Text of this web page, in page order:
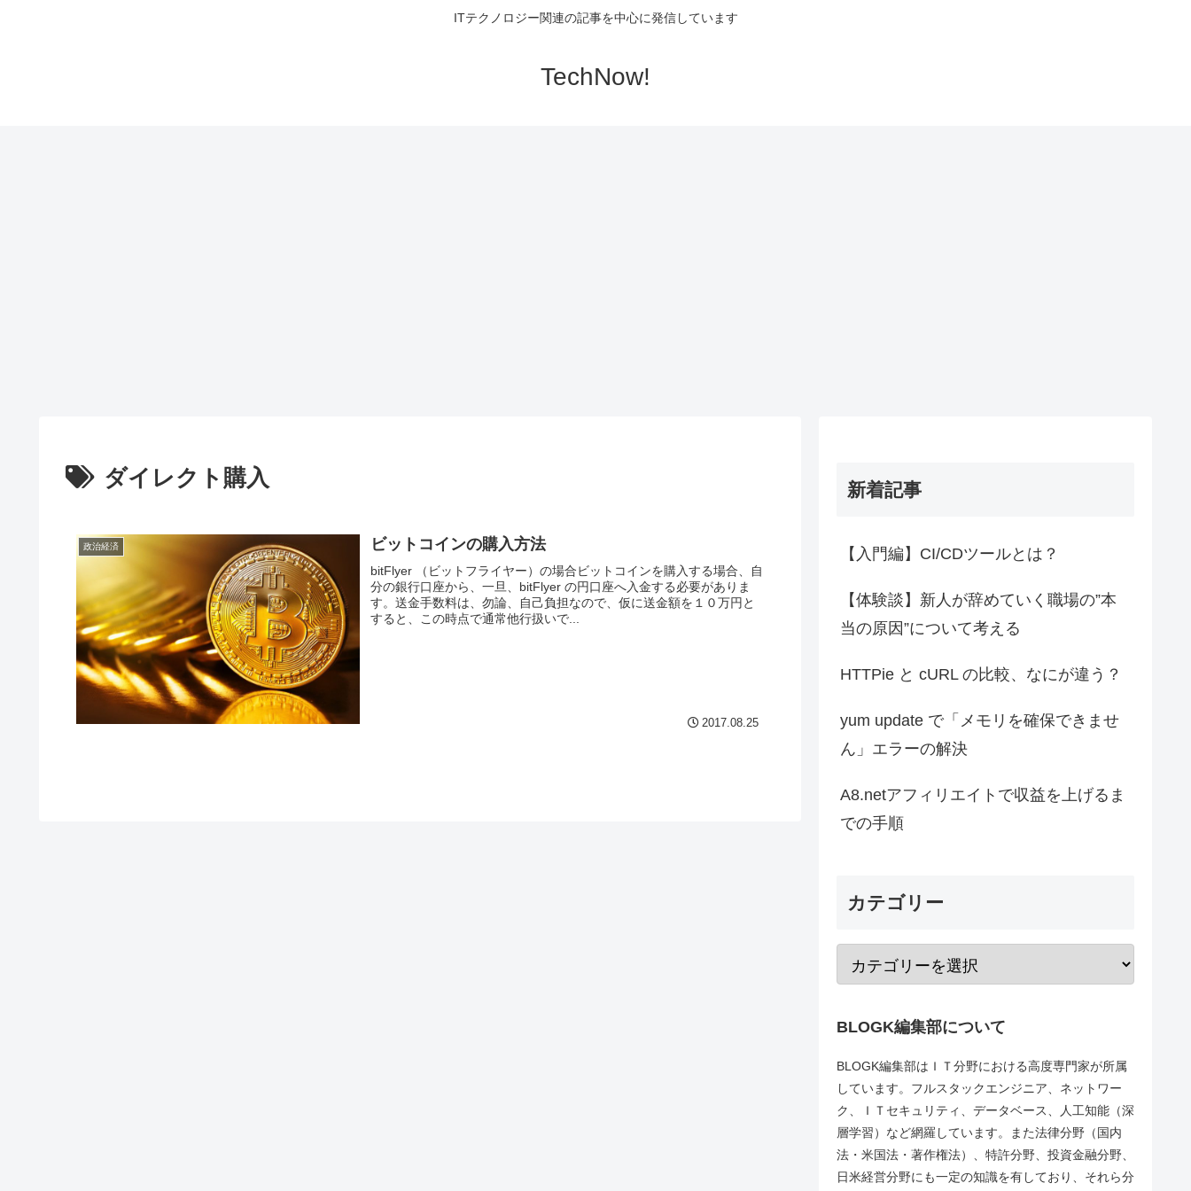
ITテクノロジー関連の記事を中心に発信しています
TechNow!
ダイレクト購入
政治経済 ビットコインの購入方法
bitFlyer （ビットフライヤー）の場合ビットコインを購入する場合、自
分の銀行口座から、一旦、bitFlyer の円口座へ入金する必要がありま
す。送金手数料は、勿論、自己負担なので、仮に送金額を１０万円と
すると、この時点で通常他行扱いで...
2017.08.25
新着記事
【入門編】CI/CDツールとは？
【体験談】新人が辞めていく職場の”本
当の原因”について考える
HTTPie と cURL の比較、なにが違う？
yum update で「メモリを確保できませ
ん」エラーの解決
A8.netアフィリエイトで収益を上げるま
での手順
カテゴリー
BLOGK編集部について
BLOGK編集部はＩＴ分野における高度専門家が所属
しています。フルスタックエンジニア、ネットワー
ク、ＩＴセキュリティ、データベース、人工知能（深
層学習）など網羅しています。また法律分野（国内
法・米国法・著作権法）、特許分野、投資金融分野、
日米経営分野にも一定の知識を有しており、それら分